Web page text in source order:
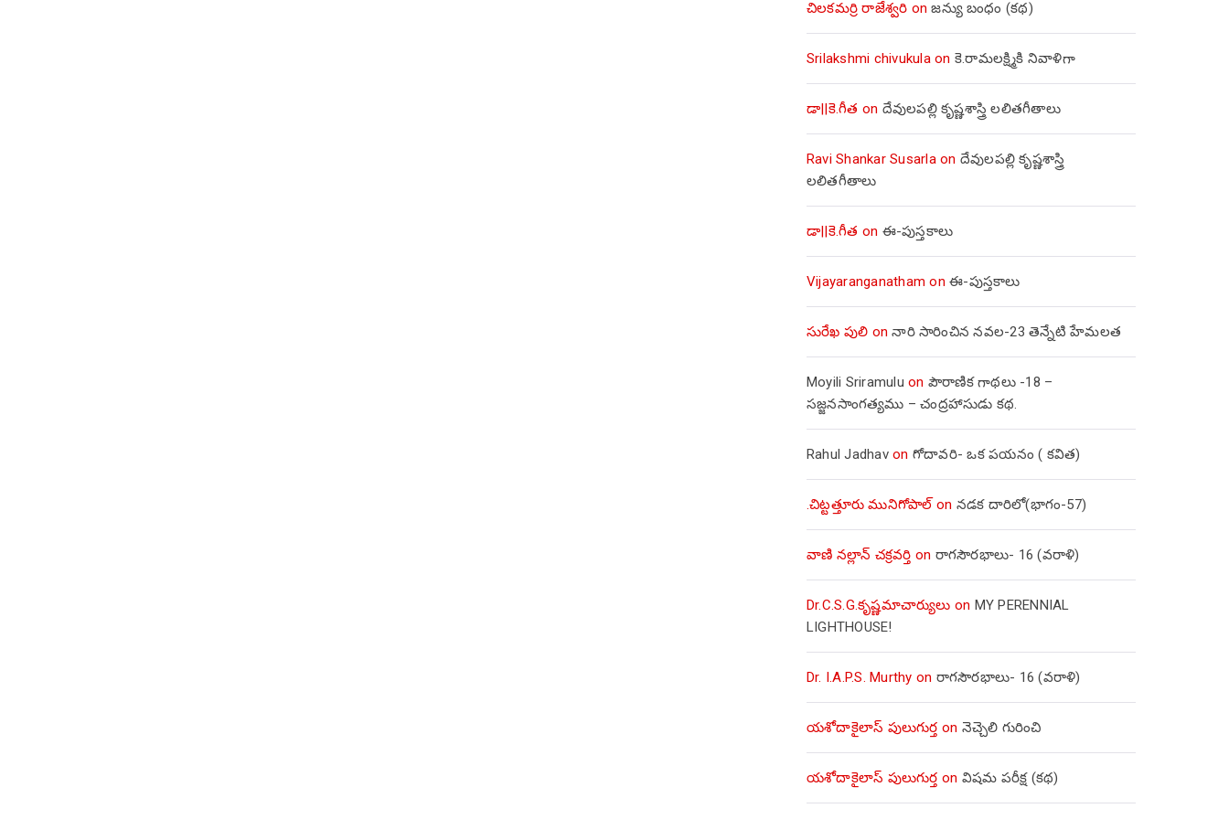
చిలకమర్రి రాజేశ్వరి onజన్యు బంధం (కథ)
Srilakshmi chivukulaon కె.రామలక్ష్మికి నివాళిగా
డా||కె.గీత on దేవులపల్లి కృష్ణశాస్త్రి లలితగీతాలు
Ravi Shankar Susarlaon దేవులపల్లి కృష్ణశాస్త్రి
లలితగీతాలు
డా||కె.గీత on ఈ-పుస్తకాలు
Vijayaranganatham onఈ-పుస్తకాలు
సురేఖ పులి onనారి సారించిన నవల-23 తెన్నేటి హేమలత
Moyili Sriramulu on పౌరాణిక గాథలు -18 –
సజ్జనసాంగత్యము – చంద్రహాసుడు కథ.
Rahul Jadhavon గోదావరి- ఒక పయనం ( కవిత)
.చిట్టత్తూరు మునిగోపాల్on నడక దారిలో(భాగం-57)
వాణి నల్లాన్ చక్రవర్తి on రాగసౌరభాలు- 16 (వరాళి)
Dr.C.S.G.కృష్ణమాచార్యులు on MY PERENNIAL
LIGHTHOUSE!
Dr. I.A.P.S. Murthy on రాగసౌరభాలు- 16 (వరాళి)
యశోదాకైలాస్ పులుగుర్త on నెచ్చెలి గురించి
యశోదాకైలాస్ పులుగుర్త on విషమ పరీక్ష (క‌థ‌)